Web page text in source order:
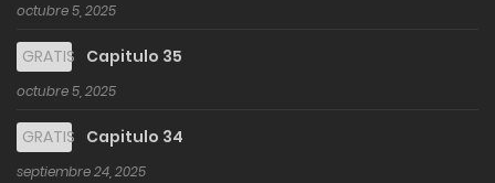
octubre 5, 2025
GRATIS Capitulo 35
octubre 5, 2025
GRATIS Capitulo 34
septiembre 24, 2025